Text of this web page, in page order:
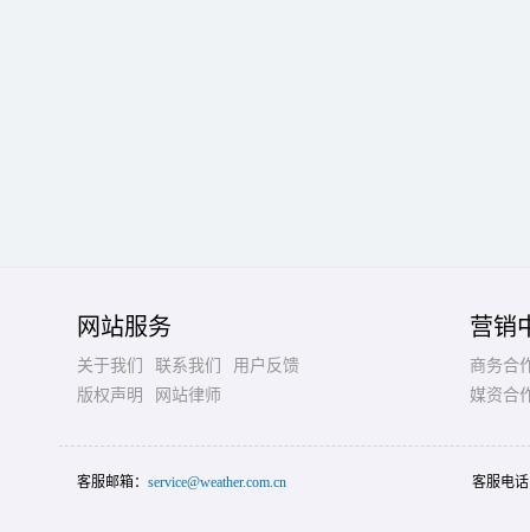
网站服务
关于我们 联系我们
用户反馈
版权声明
网站律师
营销
商务合
媒资合
客服邮箱： service@weather.com.cn 客服电